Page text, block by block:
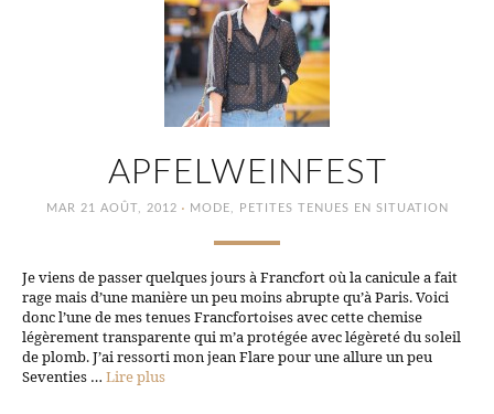
APFELWEINFEST
MAR 21 AOÛT, 2012 · MODE, PETITES TENUES EN SITUATION
Je viens de passer quelques jours à Francfort où la canicule a fait
rage mais d’une manière un peu moins abrupte qu’à Paris. Voici
donc l’une de mes tenues Francfortoises avec cette chemise
légèrement transparente qui m’a protégée avec légèreté du soleil
de plomb. J’ai ressorti mon jean Flare pour une allure un peu
Seventies … Lire plus